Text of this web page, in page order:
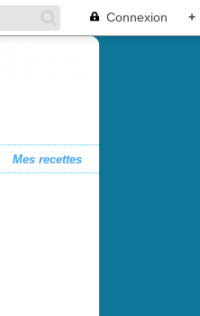
Connexion +
Mes recettes